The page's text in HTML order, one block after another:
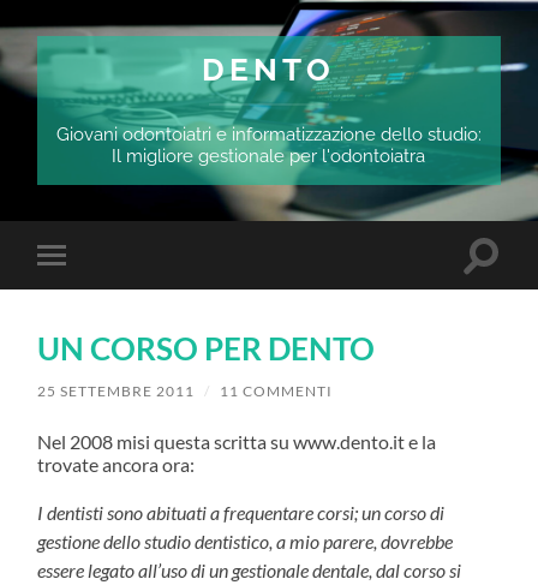
DENTO
Giovani odontoiatri e informatizzazione dello studio:
Il migliore gestionale per l'odontoiatra
Attiva/disattiva
il
dispositivi
UN CORSO PER DENTO
25 SETTEMBRE 2011 / 11 COMMENTI
Nel 2008 misi questa scritta su www.dento.it e la
trovate ancora ora:
I dentisti sono abituati a frequentare corsi; un corso di
gestione dello studio dentistico, a mio parere, dovrebbe
essere legato all’uso di un gestionale dentale, dal corso si